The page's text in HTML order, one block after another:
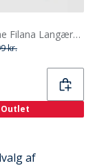
Moves Dame Filana Langærmet Bluse 0925 Patriot Blue
kr.
Outlet
af